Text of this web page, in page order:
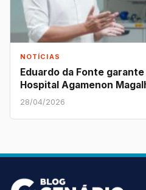
NOTÍCIAS
Eduardo da Fonte
Hospital Agamenon
28/04/2026